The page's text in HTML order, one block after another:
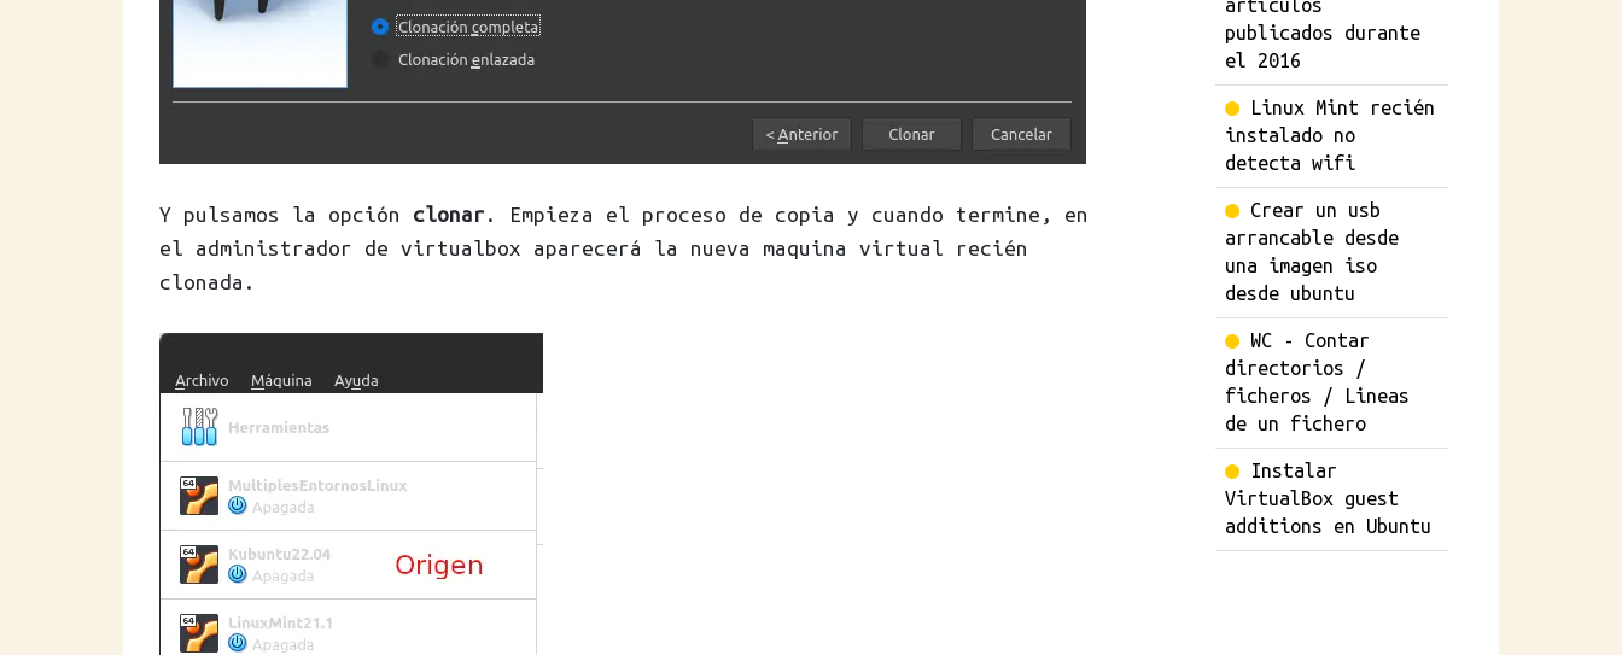
Y pulsamos la opción clonar . Empieza el proceso de copia y cuando termine, en
el administrador de virtualbox aparecerá la nueva maquina virtual recién
clonada.
artículos
publicados durante
el 2016
Linux Mint recién
instalado no
detecta wifi
Crear un usb
arrancable desde
una imagen iso
desde ubuntu
WC - Contar
directorios /
ficheros / Lineas
de un fichero
Instalar
VirtualBox guest
additions en Ubuntu